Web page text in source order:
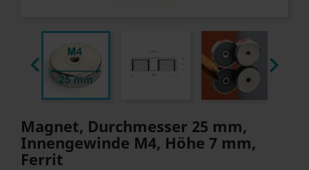
 
Magnet, Durchmesser 25 mm,
Innengewinde M4, Höhe 7 mm,
Ferrit